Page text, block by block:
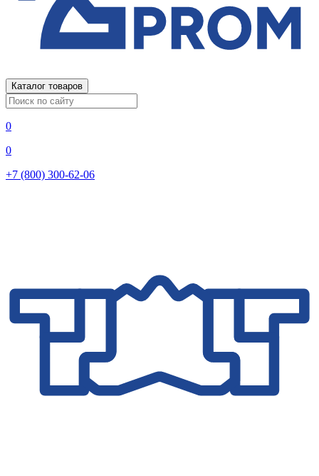
Каталог товаров
0
0
+7 (800) 300-62-06